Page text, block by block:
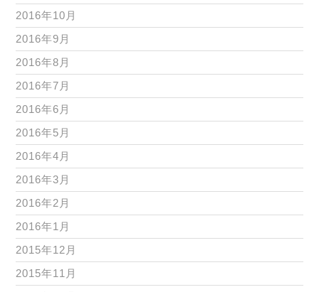
2016年10月
2016年9月
2016年8月
2016年7月
2016年6月
2016年5月
2016年4月
2016年3月
2016年2月
2016年1月
2015年12月
2015年11月